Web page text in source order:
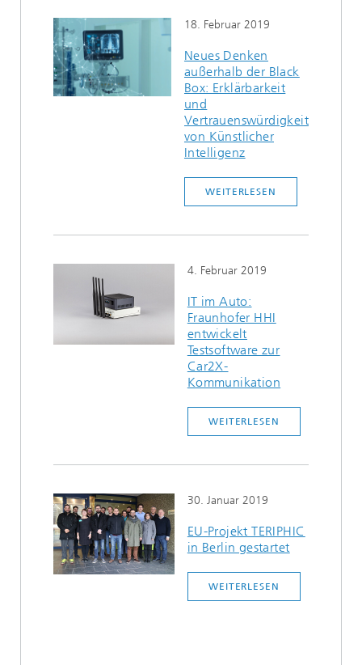
18. Februar 2019
Neues Denken
außerhalb der Black
Box: Erklärbarkeit
und
Vertrauenswürdigkeit
von Künstlicher
Intelligenz
WEITERLESEN
4. Februar 2019
IT im Auto:
Fraunhofer HHI
entwickelt
Testsoftware zur
Car2X-
Kommunikation
WEITERLESEN
30. Januar 2019
EU-Projekt TERIPHIC
in Berlin gestartet
WEITERLESEN